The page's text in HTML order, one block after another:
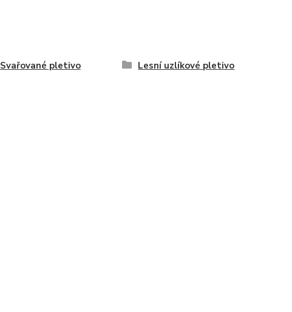
Svařované pletivo
Lesní uzlíkové pletivo